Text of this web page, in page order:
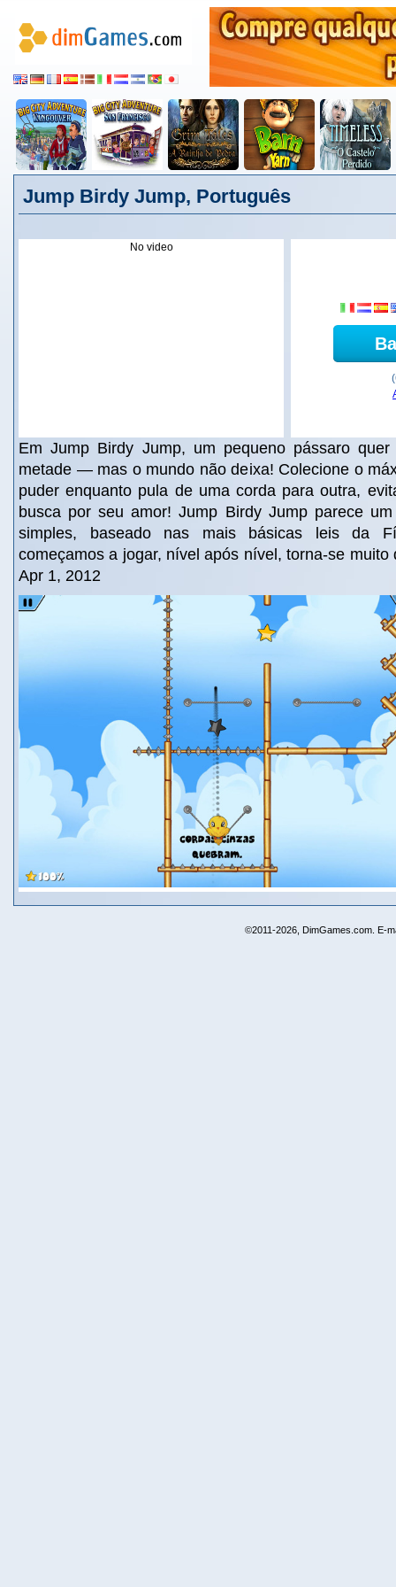
Jump Birdy Jump, Português
No video
Em Jump Birdy Jump, um pequeno pássaro
metade — mas o mundo não deixa! Colecione o
puder enquanto pula de uma corda para outra,
busca por seu amor! Jump Birdy Jump parece
simples, baseado nas mais básicas leis da
começamos a jogar, nível após nível, torna-se muito
Apr 1, 2012
©2011-2026, DimGames.com. E-